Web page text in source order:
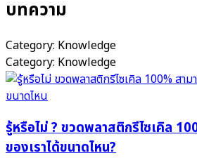
บทความ
Category: Knowledge
Category: Knowledge
รู้หรือไม่ ? ขวดพลาสติกรีไซเคิล
ของเราได้ขนาดไหน?